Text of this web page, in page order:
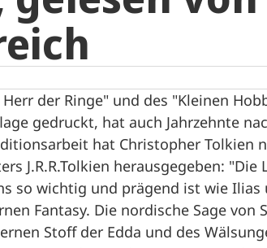
der Ringe" und des "Kleinen
gedruckt, hat auch Jahrzehnte
hat Christopher Tolkien
J.R.R.Tolkien herausgegeben:
so wichtig und prägend ist wie Ilias
Fantasy. Die nordische Sage von
Stoff der Edda und des